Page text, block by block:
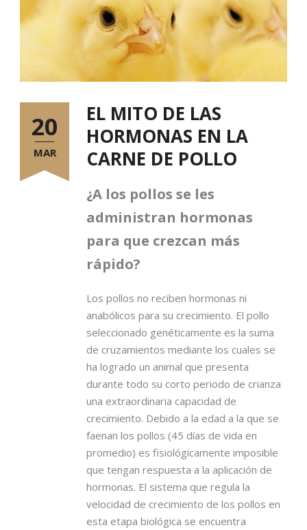
20
MAR
EL MITO DE LAS
HORMONAS EN LA
CARNE DE POLLO
¿A los pollos se les
administran hormonas
para que crezcan más
rápido?
Los pollos no reciben hormonas ni
anabólicos para su crecimiento. El pollo
seleccionado genéticamente es la suma
de cruzamientos mediante los cuales se
ha logrado un animal que presenta
durante todo su corto periodo de crianza
una extraordinaria capacidad de
crecimiento. Debido a la edad a la que se
faenan los pollos (45 días de vida en
promedio) es fisiológicamente imposible
que tengan respuesta a la aplicación de
hormonas. El sistema que regula la
velocidad de crecimiento de los pollos en
esta etapa biológica se encuentra